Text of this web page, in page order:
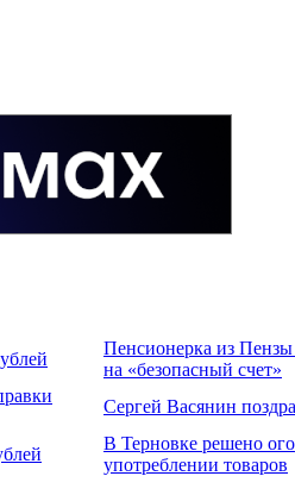
Пенсионерка из Пензы
на «безопасный счет»
Сергей Васянин
В Терновке решено
употреблении товаров